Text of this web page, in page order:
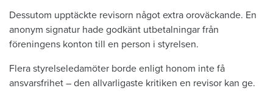
Dessutom upptäckte revisorn något extra oroväckande. En
anonym signatur hade godkänt utbetalningar från
föreningens konton till en person i styrelsen.
Flera styrelseledamöter borde enligt honom inte få
ansvarsfrihet – den allvarligaste kritiken en revisor kan ge.